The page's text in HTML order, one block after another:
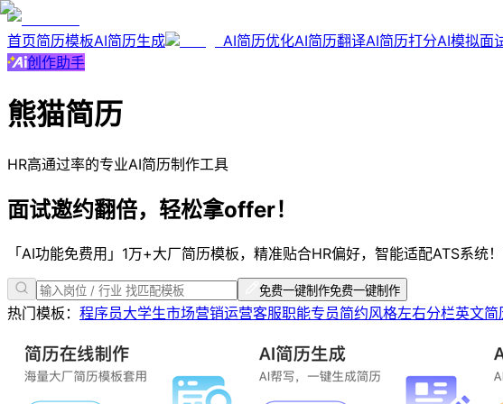
首页简历模板AI简历生成 AI简历优化AI简历翻译AI简历打分AI模拟面
创作助手
熊猫简历
HR高通过率的专业AI简历制作工具
面试邀约翻倍，轻松拿offer！
「AI功能免费用」1万+大厂简历模板，精准贴合HR偏好，智能适配ATS系
免费一键制作免费一键制作
热门模板： 程序员大学生市场营销运营客服职能专员简约风格左右分栏英文简